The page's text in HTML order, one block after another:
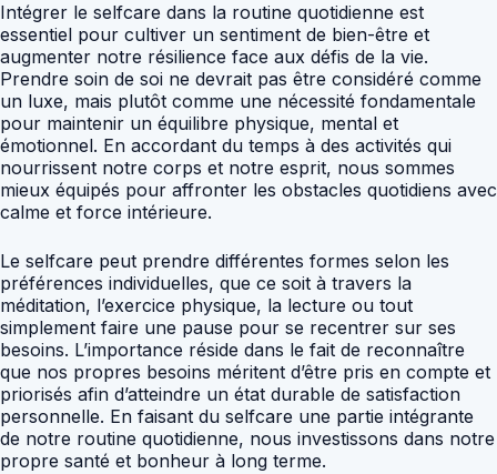
Intégrer le selfcare dans la routine quotidienne est
essentiel pour cultiver un sentiment de bien-être et
augmenter notre résilience face aux défis de la vie.
Prendre soin de soi ne devrait pas être considéré comme
un luxe, mais plutôt comme une nécessité fondamentale
pour maintenir un équilibre physique, mental et
émotionnel. En accordant du temps à des activités qui
nourrissent notre corps et notre esprit, nous sommes
mieux équipés pour affronter les obstacles quotidiens avec
calme et force intérieure.
Le selfcare peut prendre différentes formes selon les
préférences individuelles, que ce soit à travers la
méditation, l’exercice physique, la lecture ou tout
simplement faire une pause pour se recentrer sur ses
besoins. L’importance réside dans le fait de reconnaître
que nos propres besoins méritent d’être pris en compte et
priorisés afin d’atteindre un état durable de satisfaction
personnelle. En faisant du selfcare une partie intégrante
de notre routine quotidienne, nous investissons dans notre
propre santé et bonheur à long terme.